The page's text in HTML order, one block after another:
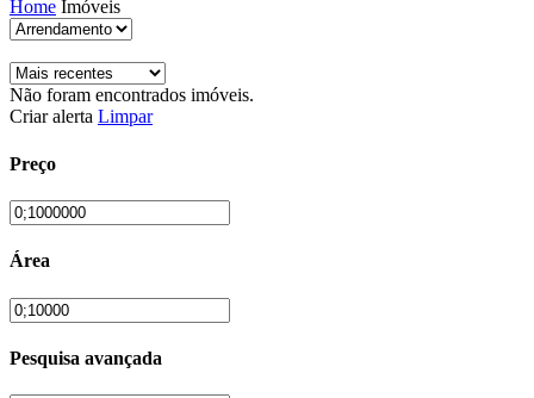
Home Imóveis
Não foram encontrados imóveis.
Criar alerta Limpar
Preço
Área
Pesquisa avançada